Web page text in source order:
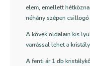
elem, emellett
néhány szépen
A kövek oldalain kis
varrással lehet a
A fenti ár 1 db